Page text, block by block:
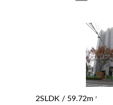
2SLDK / 59.72m 2